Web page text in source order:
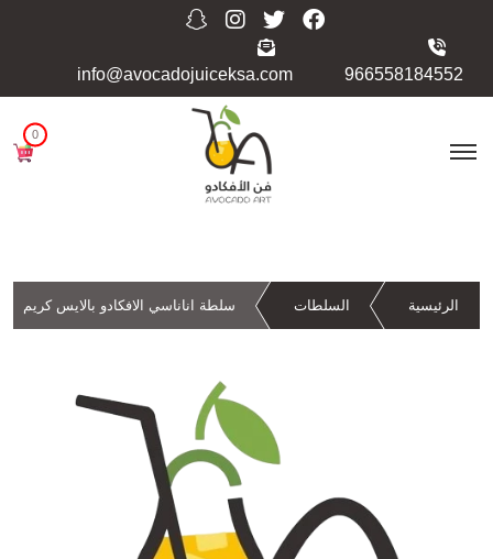
966558184552
info@avocadojuiceksa.com
0
الرئيسية السلطات سلطة اناناسي الافكادو بالايس كريم